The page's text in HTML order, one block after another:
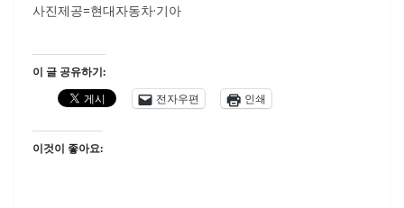
사진제공=현대자동차·기아
이 글 공유하기:
전자우편
인쇄
이것이 좋아요: